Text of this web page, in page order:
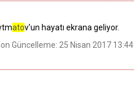
atov'un hayatı ekrana geliyor.
Güncelleme: 25 Nisan 2017 13:44